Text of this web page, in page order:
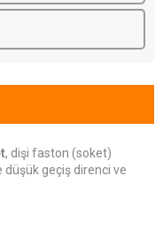
, dişi faston (soket)
düşük geçiş direnci ve